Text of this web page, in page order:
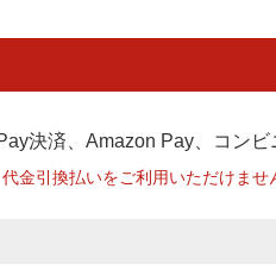
決済 、Amazon Pay、コン
金引換払いをご利用いただけませ